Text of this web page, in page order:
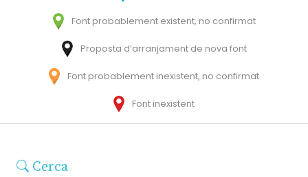
Font probablement existent, no confirmat
Proposta d’arranjament de nova font
Font probablement inexistent, no confirmat
Font inexistent
Cerca